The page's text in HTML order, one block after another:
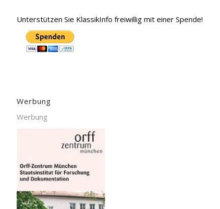
Unterstützen Sie KlassikInfo freiwillig mit einer Spende!
Werbung
Werbung